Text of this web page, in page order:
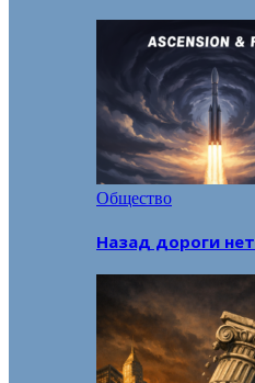
Общество
Назад дороги нет